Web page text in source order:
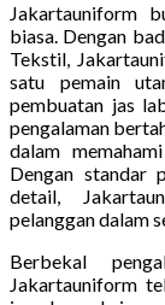
Jakartauniform
biasa. Dengan
Tekstil,
satu pemain
pembuatan jas
pengalaman
dalam
Dengan standar
detail,
pelanggan dalam
Berbekal
Jakartauniform